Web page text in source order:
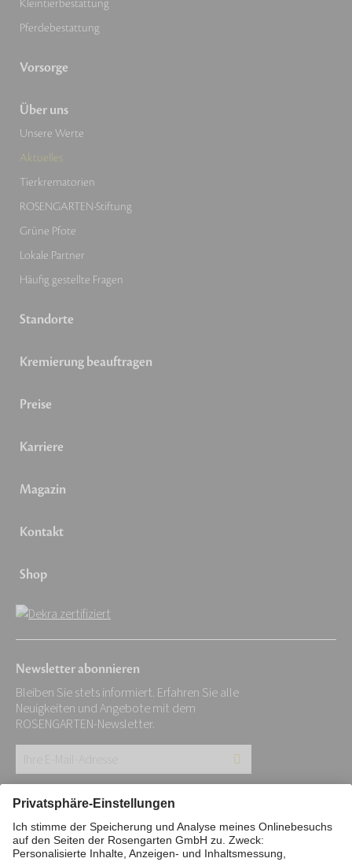
Kleintierbestattung
Pferdebestattung
Vorsorge
Über uns
Unsere Werte
Aktuelles
Tierkrematorien
ROSENGARTEN-Stiftung
Grüne Pfote
Lokale Partner
Häufig gestellte Fragen
Standorte
Kremierung beauftragen
Preise
Karriere
Magazin
Kontakt
Shop
Newsletter abonnieren
Bleiben Sie stets informiert. Erfahren Sie alle
Neuigkeiten und Angebote mit dem
ROSENGARTEN-Newsletter.
E-
Mail-
Adresse:
*
Impressum Datenschutz
Stiftung
Interne Meldestelle
Zahlungsmittel